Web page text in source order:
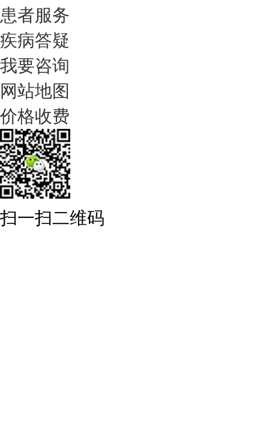
患者服务
疾病答疑
我要咨询
网站地图
价格收费
扫一扫二维码